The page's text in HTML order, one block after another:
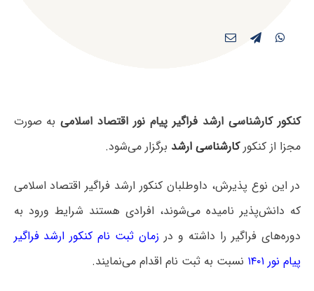
کنکور کارشناسی ارشد فراگیر پیام نور اقتصاد اسلامیبه صورت
مجزا از کنکورکارشناسی ارشد برگزار می‌شود.
در این نوع پذیرش، داوطلبان کنکور ارشد فراگیر اقتصاد اسلامی
که دانش‌پذیر نامیده می‌شوند، افرادی هستند شرایط ورود به
دوره‌های فراگیر را داشته و در زمان ثبت نام کنکور ارشد فراگیر
پیام نور ۱۴۰۱
نسبت به ثبت نام اقدام می‌نمایند.